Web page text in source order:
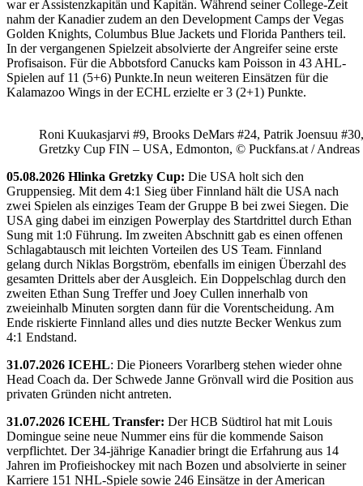
war er Assistenzkapitän und Kapitän. Während seiner College-Zeit
nahm der Kanadier zudem an den Development Camps der Vegas
Golden Knights, Columbus Blue Jackets und Florida Panthers teil.
In der vergangenen Spielzeit absolvierte der Angreifer seine erste
Profisaison. Für die Abbotsford Canucks kam Poisson in 43 AHL-
Spielen auf 11 (5+6) Punkte.In neun weiteren Einsätzen für die
Kalamazoo Wings in der ECHL erzielte er 3 (2+1) Punkte.
Roni Kuukasjarvi #9, Brooks DeMars #24, Patrik Joensuu
Gretzky Cup FIN – USA, Edmonton, © Puckfans.at / Andreas
05.08.2026 Hlinka Gretzky Cup: Die USA holt sich den
Gruppensieg. Mit dem 4:1 Sieg über Finnland hält die USA nach
zwei Spielen als einziges Team der Gruppe B bei zwei Siegen. Die
USA ging dabei im einzigen Powerplay des Startdrittel durch Ethan
Sung mit 1:0 Führung. Im zweiten Abschnitt gab es einen offenen
Schlagabtausch mit leichten Vorteilen des US Team. Finnland
gelang durch Niklas Borgström, ebenfalls im einigen Überzahl des
gesamten Drittels aber der Ausgleich. Ein Doppelschlag durch den
zweiten Ethan Sung Treffer und Joey Cullen innerhalb von
zweieinhalb Minuten sorgten dann für die Vorentscheidung. Am
Ende riskierte Finnland alles und dies nutzte Becker Wenkus zum
4:1 Endstand.
31.07.2026 ICEHL: Die Pioneers Vorarlberg stehen wieder ohne
Head Coach da. Der Schwede Janne Grönvall wird die Position aus
privaten Gründen nicht antreten.
31.07.2026 ICEHL Transfer: Der HCB Südtirol hat mit Louis
Domingue seine neue Nummer eins für die kommende Saison
verpflichtet. Der 34-jährige Kanadier bringt die Erfahrung aus 14
Jahren im Profieishockey mit nach Bozen und absolvierte in seiner
Karriere 151 NHL-Spiele sowie 246 Einsätze in der American